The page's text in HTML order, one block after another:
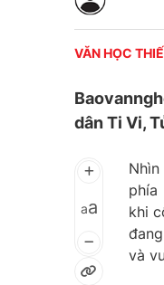
VĂN HỌC
dân Ti Vi,
aa
phía
khi
và